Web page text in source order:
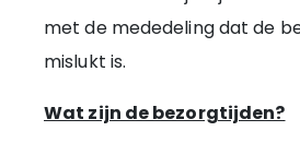
met de mededeling dat de
mislukt is.
Wat zijn de bezorgtijden?